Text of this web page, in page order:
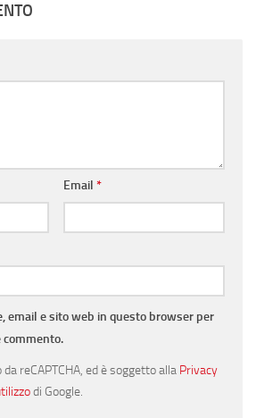
Email *
email e sito web in questo browser per
commento.
reCAPTCHA, ed è soggetto alla Privacy
di Google.